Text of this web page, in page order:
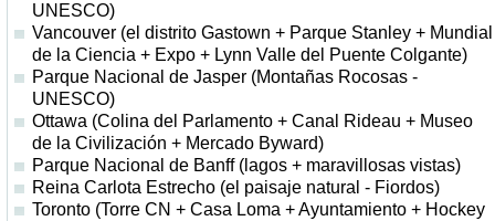
UNESCO)
Vancouver (el distrito Gastown + Parque Stanley + Mundial
de la Ciencia + Expo + Lynn Valle del Puente Colgante)
Parque Nacional de Jasper (Montañas Rocosas -
UNESCO)
Ottawa (Colina del Parlamento + Canal Rideau + Museo
de la Civilización + Mercado Byward)
Parque Nacional de Banff (lagos + maravillosas vistas)
Reina Carlota Estrecho (el paisaje natural - Fiordos)
Toronto (Torre CN + Casa Loma + Ayuntamiento + Hockey